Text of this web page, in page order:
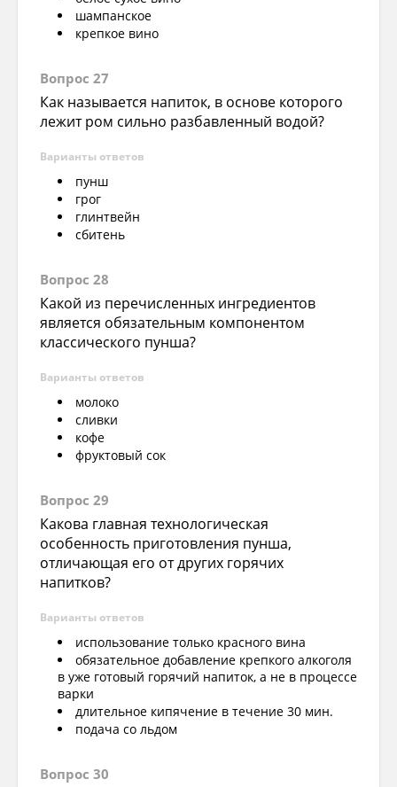
шампанское
крепкое вино
Вопрос 27
Как называется напиток, в основе которого
лежит ром сильно разбавленный водой?
Варианты ответов
пунш
грог
глинтвейн
сбитень
Вопрос 28
Какой из перечисленных ингредиентов
является обязательным компонентом
классического пунша?
Варианты ответов
молоко
сливки
кофе
фруктовый сок
Вопрос 29
Какова главная технологическая
особенность приготовления пунша,
отличающая его от других горячих
напитков?
Варианты ответов
использование только красного вина
обязательное добавление крепкого алкоголя
в уже готовый горячий напиток, а не в процессе
варки
длительное кипячение в течение 30 мин.
подача со льдом
Вопрос 30